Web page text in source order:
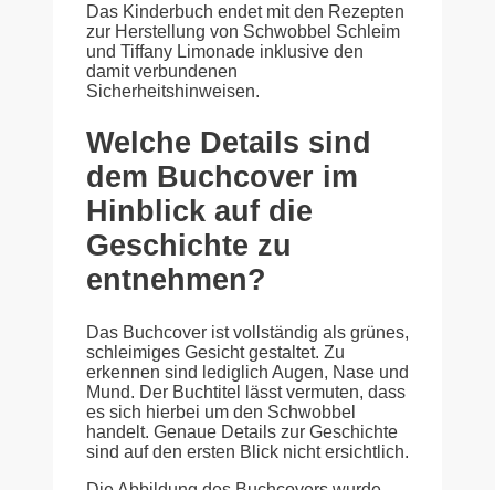
Das Kinderbuch endet mit den Rezepten
zur Herstellung von Schwobbel Schleim
und Tiffany Limonade inklusive den
damit verbundenen
Sicherheitshinweisen.
Welche Details sind
dem Buchcover im
Hinblick auf die
Geschichte zu
entnehmen?
Das Buchcover ist vollständig als grünes,
schleimiges Gesicht gestaltet. Zu
erkennen sind lediglich Augen, Nase und
Mund. Der Buchtitel lässt vermuten, dass
es sich hierbei um den Schwobbel
handelt. Genaue Details zur Geschichte
sind auf den ersten Blick nicht ersichtlich.